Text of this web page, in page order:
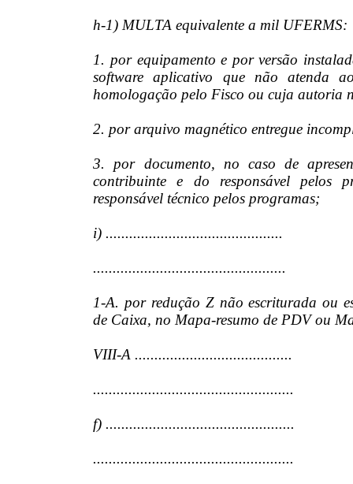
h-1) MULTA equivalente a mil UFERMS:
1. por equipamento e por versão
software aplicativo que não atenda
homologação pelo Fisco ou cuja autoria
2. por arquivo magnético entregue
3. por documento, no caso de
contribuinte e do responsável pelos
responsável técnico pelos programas;
i) .............................................
.................................................
1-A. por redução Z não escriturada ou
de Caixa, no Mapa-resumo de PDV ou
VIII-A ........................................
...................................................
f) ................................................
...................................................